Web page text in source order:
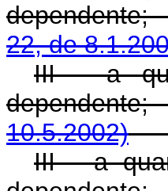
dependente;
22, de
III - a
10.5.2002)
III - a